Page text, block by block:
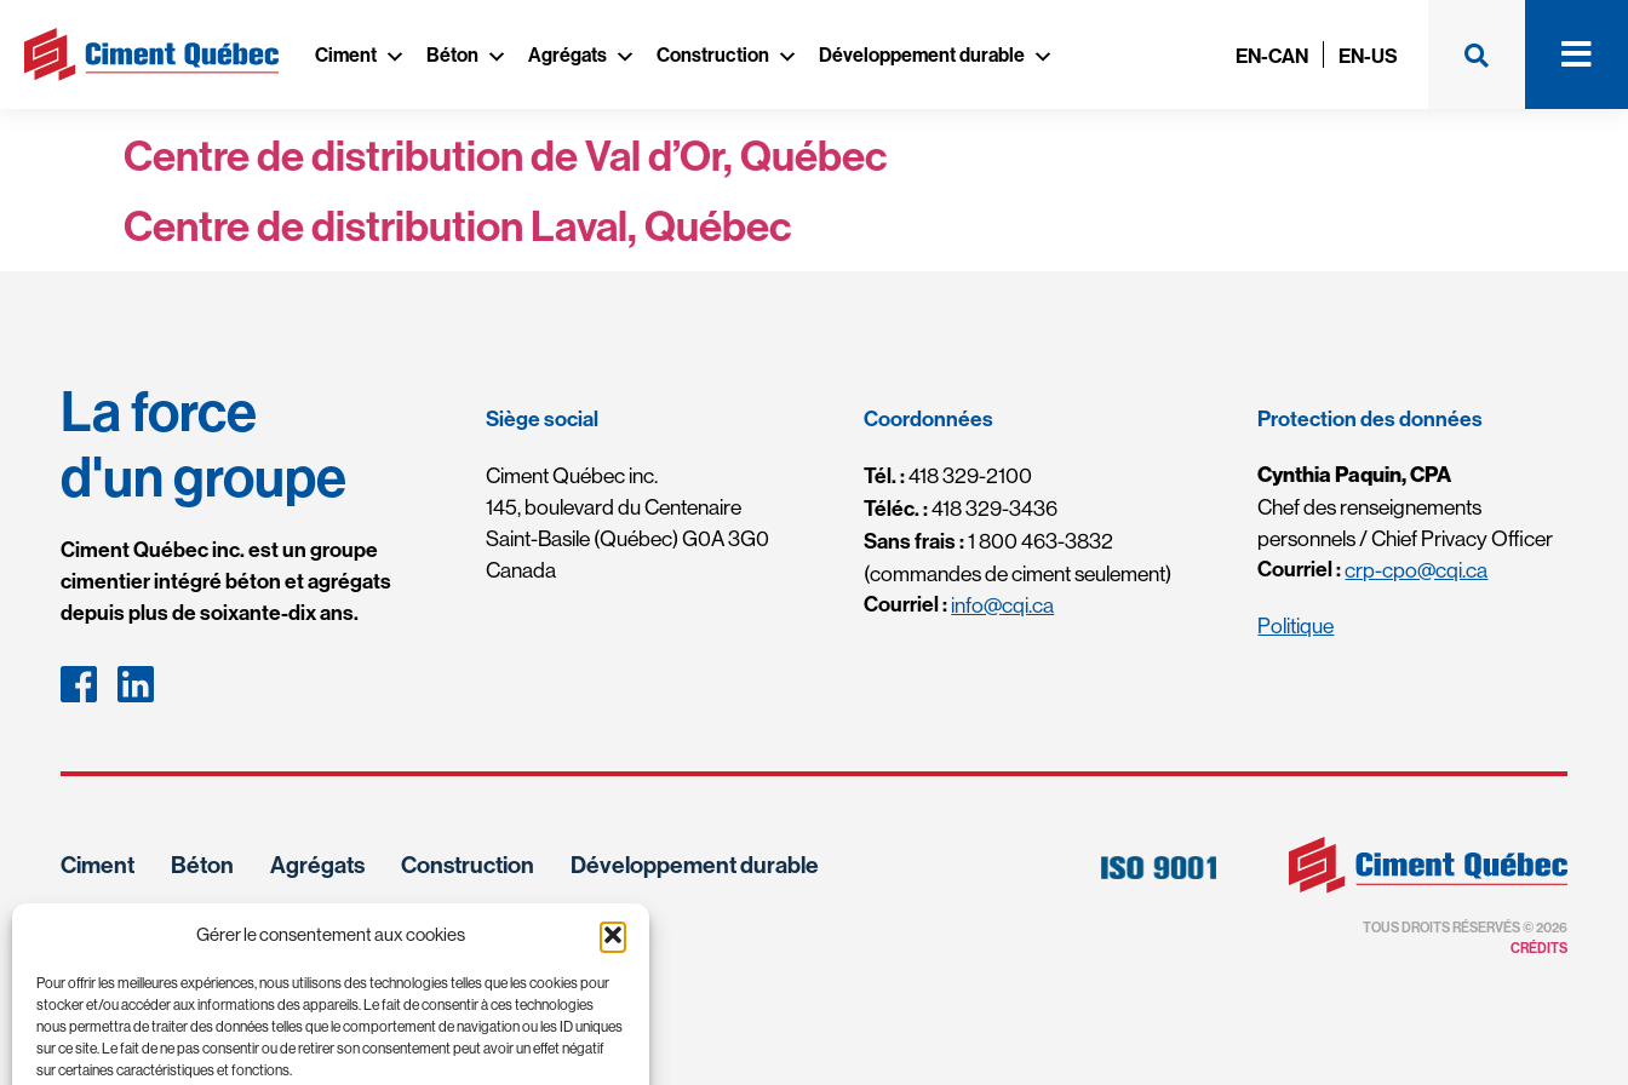
Gérer le consentement aux cookies
Pour offrir les meilleures expériences, nous utilisons des technologies telles que les cookies pour
stocker et/ou accéder aux informations des appareils. Le fait de consentir à ces technologies
nous permettra de traiter des données telles que le comportement de navigation ou les ID uniques
sur ce site. Le fait de ne pas consentir ou de retirer son consentement peut avoir un effet négatif
sur certaines caractéristiques et fonctions.
Ciment Béton Agrégats Construction Développement durable EN-CAN EN-US
Régions :Ontario
Centre de distribution de Val d’Or, Québec
Centre de distribution Laval, Québec
La force
d'un groupe
Ciment Québec inc. est un groupe
cimentier intégré béton et agrégats
depuis plus de soixante-dix ans.
Siège social
Ciment Québec inc.
145, boulevard du Centenaire
Saint-Basile (Québec) G0A 3G0
Canada
Coordonnées
Tél. :418 329-2100
Téléc. :418 329-3436
Sans frais :1 800 463-3832
(commandes de ciment seulement)
Courriel : info@cqi.ca
Protection des données
Cynthia Paquin, CPA
Chef des renseignements
personnels / Chief Privacy Officer
Courriel :crp-cpo@cqi.ca
Politique
Ciment Béton Agrégats Construction Développement durable
TOUS DROITS RÉSERVÉS © 2026
CRÉDITS